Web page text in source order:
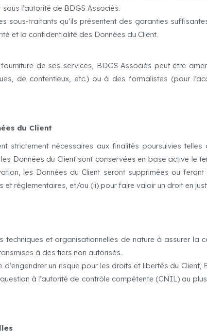
l’autorité de BDGS Associés.
sous-traitants qu’ils présentent des garanties
et la confidentialité des Données du Client.
de ses services, BDGS Associés peut être
de contentieux, etc.) ou à des formalistes (pour
du Client
strictement nécessaires aux finalités poursuivies
Données du Client sont conservées en base active le
les Données du Client seront supprimées ou
réglementaires, et/ou (ii) pour faire valoir un droit en
techniques et organisationnelles de nature à assurer
à des tiers non autorisés.
un risque pour les droits et libertés du
à l’autorité de contrôle compétente (CNIL) au